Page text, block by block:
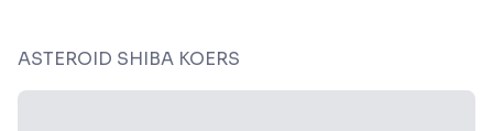
ASTEROID SHIBA KOERS